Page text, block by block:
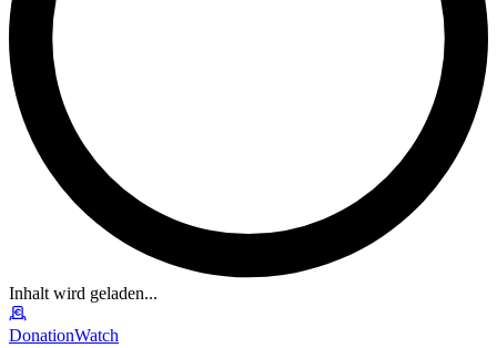
Inhalt wird geladen...
DonationWatch